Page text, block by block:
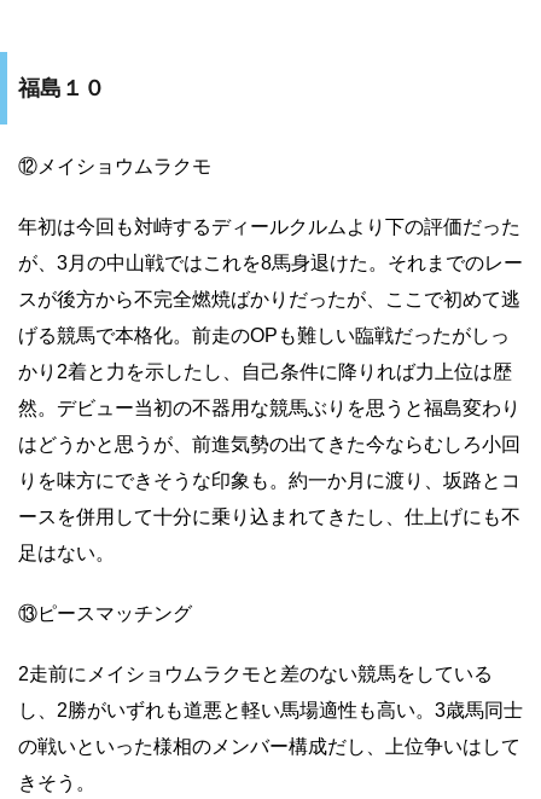
福島１０
⑫メイショウムラクモ
年初は今回も対峙するディールクルムより下の評価だった
が、3月の中山戦ではこれを8馬身退けた。それまでのレー
スが後方から不完全燃焼ばかりだったが、ここで初めて逃
げる競馬で本格化。前走のOPも難しい臨戦だったがしっ
かり2着と力を示したし、自己条件に降りれば力上位は歴
然。デビュー当初の不器用な競馬ぶりを思うと福島変わり
はどうかと思うが、前進気勢の出てきた今ならむしろ小回
りを味方にできそうな印象も。約一か月に渡り、坂路とコ
ースを併用して十分に乗り込まれてきたし、仕上げにも不
足はない。
⑬ピースマッチング
2走前にメイショウムラクモと差のない競馬をしている
し、2勝がいずれも道悪と軽い馬場適性も高い。3歳馬同士
の戦いといった様相のメンバー構成だし、上位争いはして
きそう。